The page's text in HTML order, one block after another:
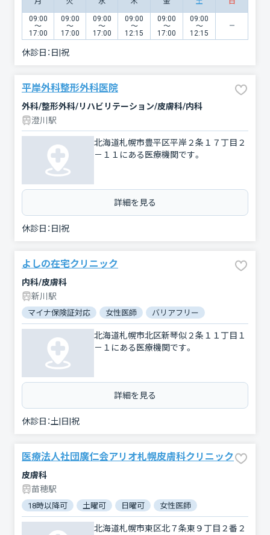
09:00
〜
17:00
09:00
〜
17:00
09:00
〜
17:00
09:00
〜
12:15
09:00
〜
17:00
09:00
〜
12:15
休診日： 日|祝
平岸外科整形外科医院
外科/整形外科/リハビリテーション/皮膚科/内科
澄川駅
北海道札幌市豊平区平岸２条１７丁目２
－１１にある医療機関です。
詳細を見る
休診日： 日|祝
よしの在宅クリニック
内科/皮膚科
新川駅
マイナ保険証対応 女性医師 バリアフリー
北海道札幌市北区新琴似２条１１丁目１
－１にある医療機関です。
詳細を見る
休診日：土|日|祝
医療法人社団廣仁会アリオ札幌皮膚科クリニック
皮膚科
苗穂駅
18時以降可 土曜可 日曜可 女性医師
北海道札幌市東区北７条東９丁目２番２